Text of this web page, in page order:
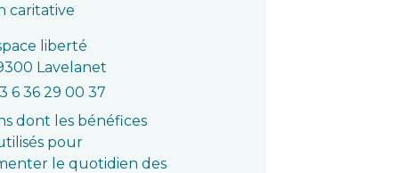
caritative
liberté
Lavelanet
6 36 29 00 37
dont les bénéfices
pour
le quotidien des